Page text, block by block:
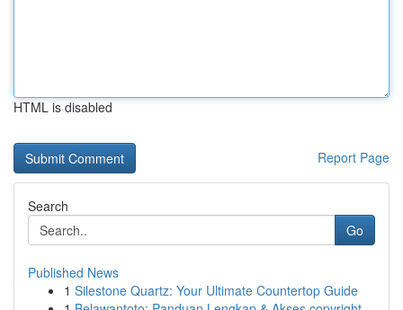
HTML is disabled
Report Page
Search
Go
Published News
1 Silestone Quartz: Your Ultimate Countertop Guide